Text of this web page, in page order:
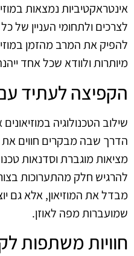
אינטראקטיביות נמצאות
לצרכים ולתחומי העניין
להפיק את המרב מהזמן
מיותרות ולוודא שכל אחד
הקפיצה לעתיד עם
שילוב הטכנולוגיה
הדרך שבה מבקרים חווים את
מציאות מוגברת וסדנאות
להרגיש חלק מהתערוכות
מבדל את המוזיאון, אלא גם
שמועברות מפה לאוזן.
חוויות משתפות